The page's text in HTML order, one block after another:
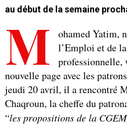
au début de la semaine
M
ohamed Yatim,
l’Emploi et de
professionnelle,
nouvelle page avec les
jeudi 20 avril, il a rencontré
Chaqroun, la cheffe du
“les propositions de la